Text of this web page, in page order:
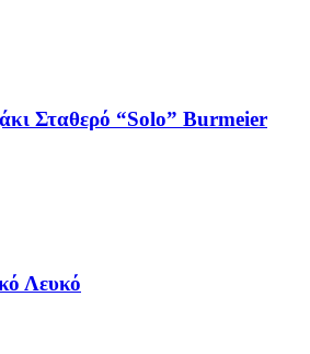
Σταθερό “Solo” Burmeier
Λευκό